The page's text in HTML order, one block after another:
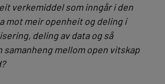
verkemiddel som inngår i den
mot meir openheit og deling i
deling av data og så
samanheng mellom open vitskap